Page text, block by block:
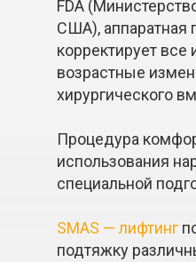
FDA
США), аппаратная
корректирует
возрастные
хирургического
Процедура
использования
специальной
SMAS — лифтинг
подтяжку